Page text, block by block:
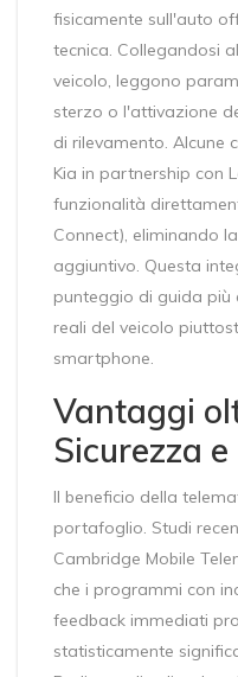
fisicamente sull'auto
tecnica. Collegandosi
veicolo, leggono
sterzo o l'attivazione
di rilevamento. Alcune
Kia in partnership con
funzionalità
Connect), eliminando
aggiuntivo. Questa
punteggio di guida più
reali del veicolo
smartphone.
Vantaggi
Sicurezza
Il beneficio della
portafoglio. Studi
Cambridge Mobile
che i programmi con
feedback immediati
statisticamente